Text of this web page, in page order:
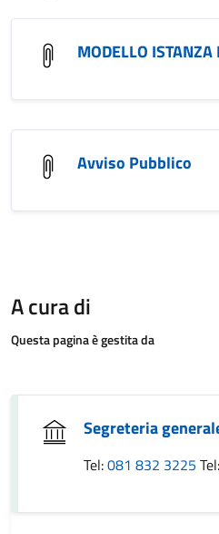
MODELLO
Avviso Pubblico
A cura di
Questa pagina è gestita da
Segreteria
Tel:081 832 3225 Tel: